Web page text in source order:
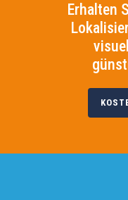
Erhalten